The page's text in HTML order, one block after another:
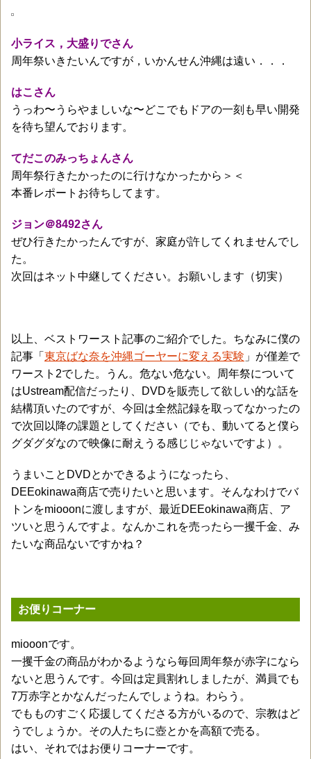
小ライス，大盛りでさん
周年祭いきたいんですが，いかんせん沖縄は遠い．．．
はこさん
うっわ〜うらやましいな〜どこでもドアの一刻も早い開発
を待ち望んでおります。
てだこのみっちょんさん
周年祭行きたかったのに行けなかったから＞＜
本番レポートお待ちしてます。
ジョン＠8492さん
ぜひ行きたかったんですが、家庭が許してくれませんでし
た。
次回はネット中継してください。お願いします（切実）
以上、ベストワースト記事のご紹介でした。ちなみに僕の
記事「 東京ばな奈を沖縄ゴーヤーに変える実験 」が僅差で
ワースト2でした。うん。危ない危ない。周年祭について
はUstream配信だったり、DVDを販売して欲しい的な話を
結構頂いたのですが、今回は全然記録を取ってなかったの
で次回以降の課題としてください（でも、動いてると僕ら
グダグダなので映像に耐えうる感じじゃないですよ）。
うまいことDVDとかできるようになったら、
DEEokinawa商店で売りたいと思います。そんなわけでバ
トンをmiooonに渡しますが、最近DEEokinawa商店、ア
ツいと思うんですよ。なんかこれを売ったら一攫千金、み
たいな商品ないですかね？
お便りコーナー
miooonです。
一攫千金の商品がわかるようなら毎回周年祭が赤字になら
ないと思うんです。今回は定員割れしましたが、満員でも
7万赤字とかなんだったんでしょうね。わらう。
でもものすごく応援してくださる方がいるので、宗教はど
うでしょうか。その人たちに壺とかを高額で売る。
はい、それではお便りコーナーです。